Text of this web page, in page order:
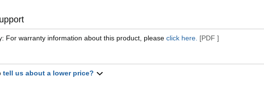
For warranty information about this product, pleaseclick here. [PDF ]
tell us about a lower price?